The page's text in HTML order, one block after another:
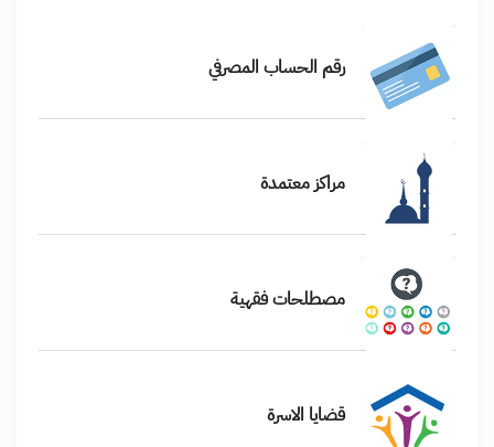
رقم الحساب المصرفي
مراكز معتمدة
مصطلحات فقهية
قضايا الاسرة